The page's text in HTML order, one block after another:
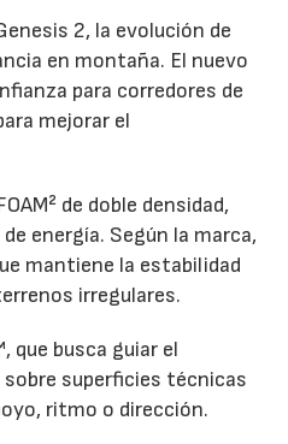
2, la evolución de
en montaña. El nuevo
para corredores de
mejorar el
de doble densidad,
energía. Según la marca,
mantiene la estabilidad
irregulares.
que busca guiar el
superficies técnicas
ritmo o dirección.